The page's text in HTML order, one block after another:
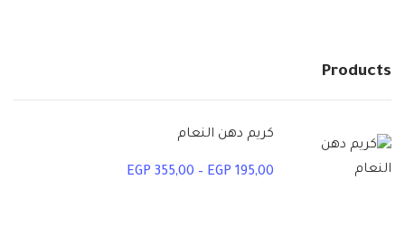
Products
كريم دهن النعام
EGP 195,00
–
EGP 355,00